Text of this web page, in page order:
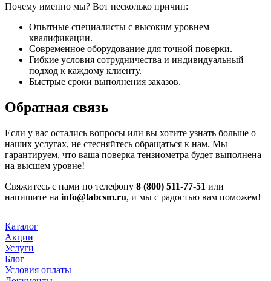
Почему именно мы? Вот несколько причин:
Опытные специалисты с высоким уровнем
квалификации.
Современное оборудование для точной поверки.
Гибкие условия сотрудничества и индивидуальный
подход к каждому клиенту.
Быстрые сроки выполнения заказов.
Обратная связь
Если у вас остались вопросы или вы хотите узнать больше о
наших услугах, не стесняйтесь обращаться к нам. Мы
гарантируем, что ваша поверка тензиометра будет выполнена
на высшем уровне!
Свяжитесь с нами по телефону 8 (800) 511-77-51 или
напишите на info@labcsm.ru, и мы с радостью вам поможем!
Каталог
Акции
Услуги
Блог
Условия оплаты